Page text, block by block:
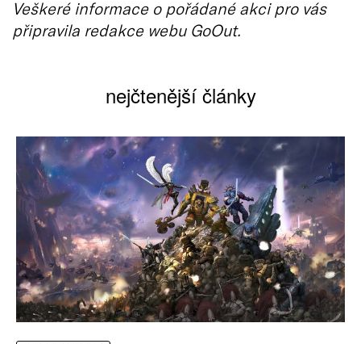
Veškeré informace o pořádané akci pro vás
připravila redakce webu GoOut.
nejčtenější články